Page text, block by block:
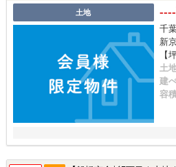
土地
千
新
【
土
建
容